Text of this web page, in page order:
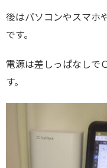
後はパソコンやスマホ
です。
電源は差しっぱなしで
す。